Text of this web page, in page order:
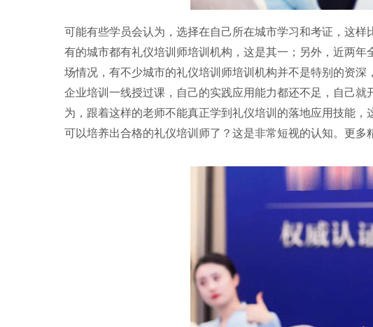
可能有些学员会认为，选择在自己所在城市学习和考证，这
有的城市都有礼仪培训师培训机构，这是其一；另外，近两
场情况，有不少城市的礼仪培训师培训机构并不是特别的资
企业培训一线授过课，自己的实践应用能力都还不足，自己
为，跟着这样的老师不能真正学到礼仪培训的落地应用技能
可以培养出合格的礼仪培训师了？这是非常短视的认知。更多